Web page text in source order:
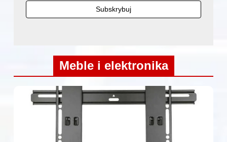
Meble i elektronika